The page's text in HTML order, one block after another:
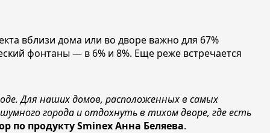
вблизи дома или во дворе важно для 67%
фонтаны — в 6% и 8%. Еще реже встречается
Для наших домов, расположенных в самых
города и отдохнуть в тихом дворе, где есть
по продукту SminexАнна Беляева.